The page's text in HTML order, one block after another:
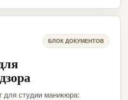
БЛОК ДОКУМЕНТОВ
для студии маникюра: